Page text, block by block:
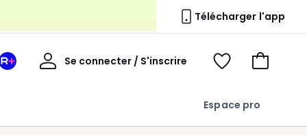
Télécharger l'app
Espace pro
Mon
Se connecter / S'inscrire
Mon
Voir
Voir